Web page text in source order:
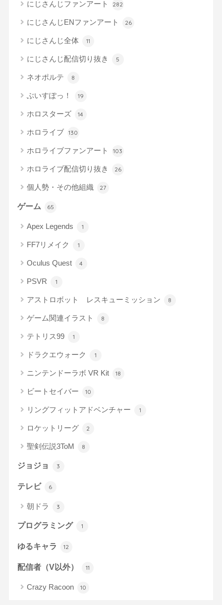
にじさんじファンアート 282
にじさんじENファンアート 26
にじさんじ全体 11
にじさんじ配信切り抜き 5
ネオポルテ 8
ぶいすぽっ！ 19
ホロスターズ 14
ホロライブ 130
ホロライブファンアート 103
ホロライブ配信切り抜き 26
個人勢・その他組織 27
ゲーム 65
Apex Legends 1
FF7リメイク 1
Oculus Quest 4
PSVR 1
アストロボット レスキューミッション 8
ゲーム関連イラスト 8
テトリス99 1
ドラクエウォーク 1
ニンテンドーラボ VR Kit 18
ビートセイバー 10
リングフィットアドベンチャー 1
ロケットリーグ 2
聖剣伝説3ToM 8
ジョジョ 3
テレビ 6
朝ドラ 3
プログラミング 1
ゆるキャラ 12
配信者（V以外） 11
Crazy Racoon 10